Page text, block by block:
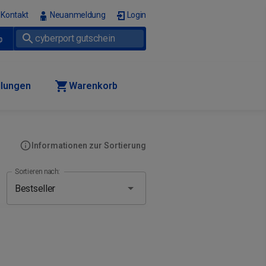
Kontakt Neuanmeldung Login
Warenkorb
Informationen zur Sortierung
Sortieren nach: